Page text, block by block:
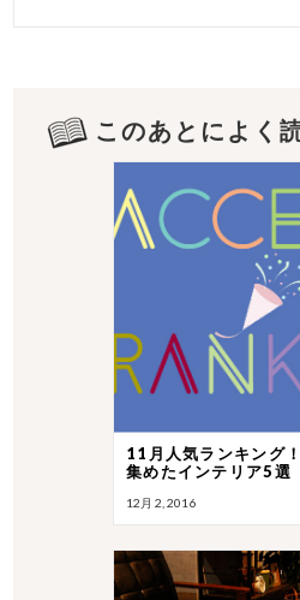
このあとによく
11月人気ランキング
集めたインテリア5選
12月 2, 2016